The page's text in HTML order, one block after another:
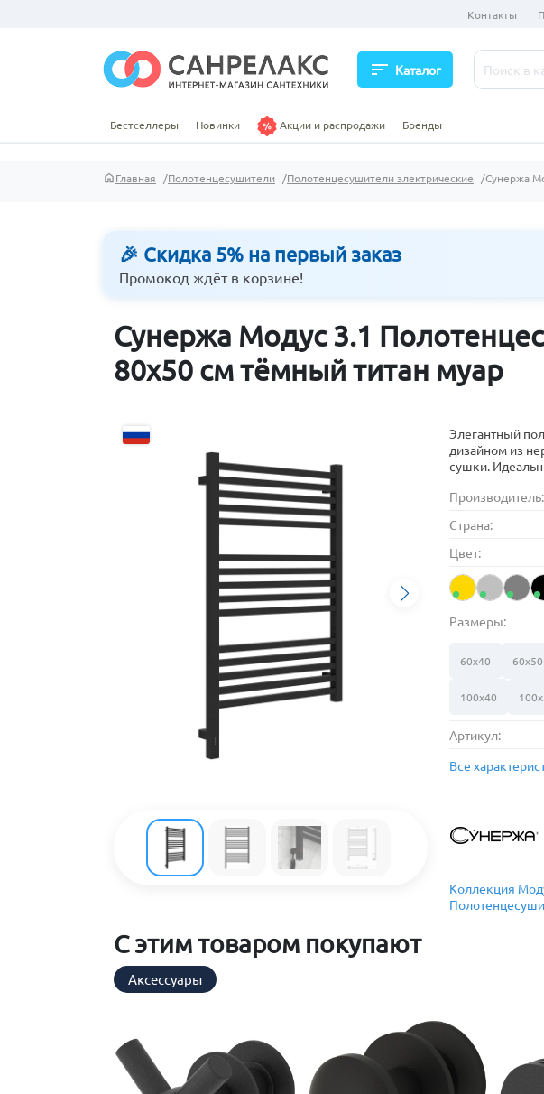
Контакты
sort Каталог
Бестселлеры Новинки Акции и распродажи Бренды
Главная Полотенцесушители Полотенцесушители электрические Сунержа
🎉 Скидка 5% на первый заказ
Промокод ждёт в корзине!
Сунержа Модус 3.1
80х50 см тёмный титан муар
Элегантный
дизайном из
сушки.
Производитель:
Страна:
Цвет:
Размеры:
60х40 60х50
100х40
Артикул:
Все
Коллекция
С этим товаром покупают
Аксессуары